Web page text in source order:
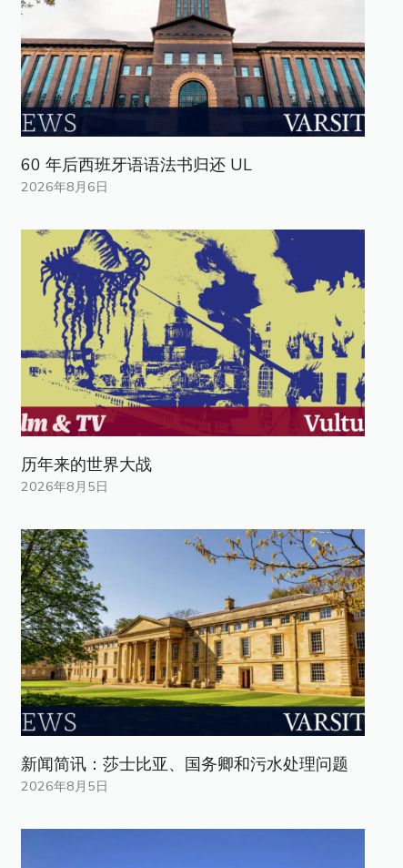
60 年后西班牙语语法书归还 UL
2026年8月6日
历年来的世界大战
2026年8月5日
新闻简讯：莎士比亚、国务卿和污水处理问题
2026年8月5日